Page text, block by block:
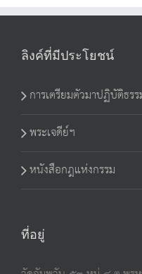
ลิงค์ที่มีประโยชน์
การเตรียมตัวมาปฏิบัติธร
พระเจดีย์ฯ
หนังสือกฎแห่งกรรม
ที่อยู่